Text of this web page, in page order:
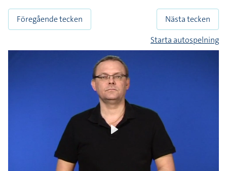
Föregående tecken
Nästa tecken
Starta autospelning